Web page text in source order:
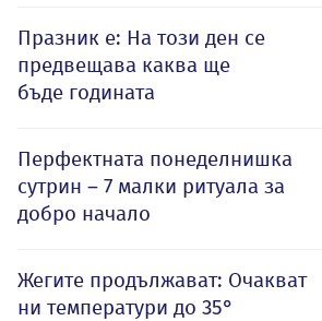
Празник е: На този ден се
предвещава каква ще
бъде годината
Перфектната понеделнишка
сутрин – 7 малки ритуала за
добро начало
Жегите продължават: Очакват
ни температури до 35°